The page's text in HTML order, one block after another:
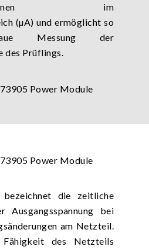
im
(µA) und ermöglicht so
Messung der
des Prüflings.
die zeitliche
Ausgangsspannung bei
am Netzteil.
des Netzteils